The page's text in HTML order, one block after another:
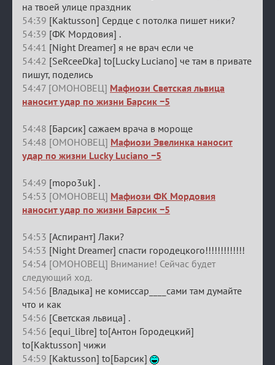
на твоей улице праздник
54:39 [Kaktusson] Сердце с потолка пишет ники?
54:39 [ФК Мордовия] .
54:41 [Night Dreamer] я не врач если че
54:42 [SeRceeDka] to[Lucky Luciano] че там в привате
пишут, поделись
54:47 [ОМОНОВЕЦ] Мафиози Светская львица
наносит удар по жизни Барсик −5
54:48 [Барсик] сажаем врача в мороще
54:48 [ОМОНОВЕЦ] Мафиози Эвелинка наносит
удар по жизни Lucky Luciano −5
54:49 [mopo3uk] .
54:53 [ОМОНОВЕЦ] Мафиози ФК Мордовия
наносит удар по жизни Барсик −5
54:53 [Аспирант] Лаки?
54:53 [Night Dreamer] спасти городецкого!!!!!!!!!!!!!
54:54 [ОМОНОВЕЦ] Внимание! Сейчас будет
следующий ход.
54:56 [Владыка] не комиссар____сами там думайте
что и как
54:56 [Светская львица] .
54:56 [equi_libre] to[Антон Городецкий]
to[Kaktusson] чижи
54:59 [Kaktusson] to[Барсик]